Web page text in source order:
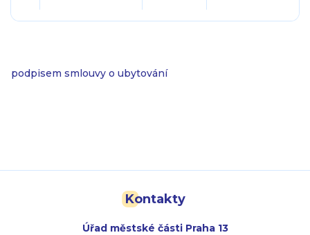
podpisem smlouvy o ubytování
Kontakty
Úřad městské části Praha 13